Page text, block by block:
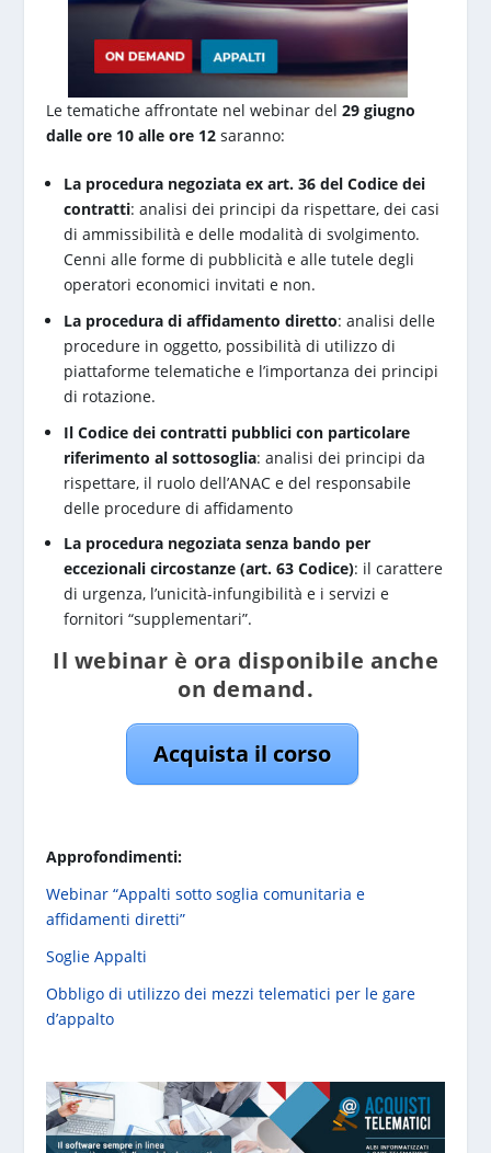
Le tematiche affrontate nel webinar del29 giugno
dalle ore 10 alle ore 12 saranno:
La procedura negoziata ex art. 36 del Codice dei
contratti: analisi dei principi da rispettare, dei casi
di ammissibilità e delle modalità di svolgimento.
Cenni alle forme di pubblicità e alle tutele degli
operatori economici invitati e non.
La procedura di affidamento diretto: analisi delle
procedure in oggetto, possibilità di utilizzo di
piattaforme telematiche e l’importanza dei principi
di rotazione.
Il Codice dei contratti pubblici con particolare
riferimento al sottosoglia: analisi dei principi da
rispettare, il ruolo dell’ANAC e del responsabile
delle procedure di affidamento
La procedura negoziata senza bando per
eccezionali circostanze (art. 63 Codice): il carattere
di urgenza, l’unicità-infungibilità e i servizi e
fornitori “supplementari”.
Il webinar è ora disponibile anche
on demand.
Acquista il corso
Approfondimenti:
Webinar “Appalti sotto soglia comunitaria e
affidamenti diretti”
Soglie Appalti
Obbligo di utilizzo dei mezzi telematici per le gare
d’appalto